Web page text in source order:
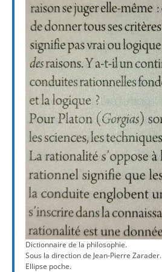
Dictionnaire de la philosophie.
Sous la direction de Jean-Pierre Zarader.
Ellipse poche.